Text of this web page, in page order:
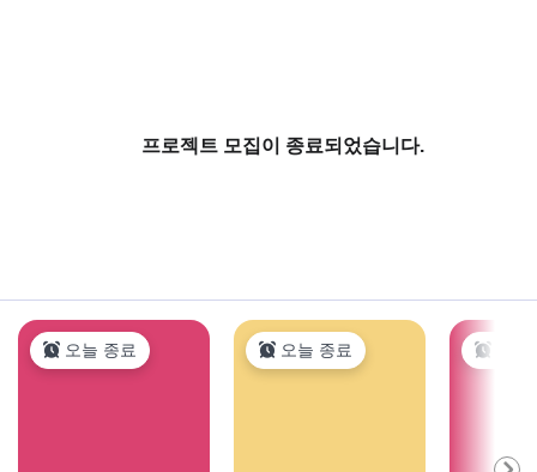
프로젝트 모집이 종료되었습니다.
오늘 종료 오늘 종료